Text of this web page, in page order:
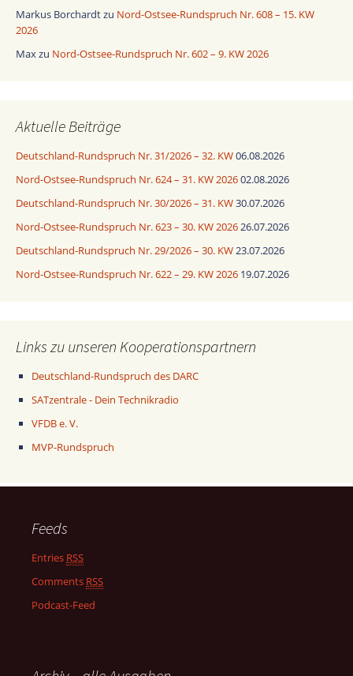
Markus Borchardtzu Nord-Ostsee-Rundspruch Nr. 608 – 15. KW
2026
Maxzu Nord-Ostsee-Rundspruch Nr. 602 – 9. KW 2026
Aktuelle Beiträge
Deutschland-Rundspruch Nr. 31/2026 – 32. KW06.08.2026
Nord-Ostsee-Rundspruch Nr. 624 – 31. KW 202602.08.2026
Deutschland-Rundspruch Nr. 30/2026 – 31. KW30.07.2026
Nord-Ostsee-Rundspruch Nr. 623 – 30. KW 202626.07.2026
Deutschland-Rundspruch Nr. 29/2026 – 30. KW23.07.2026
Nord-Ostsee-Rundspruch Nr. 622 – 29. KW 2026 19.07.2026
Links zu unseren Kooperationspartnern
Deutschland-Rundspruch des DARC
SATzentrale - Dein Technikradio
VFDB e. V.
MVP-Rundspruch
Feeds
Entries RSS
Comments RSS
Podcast-Feed